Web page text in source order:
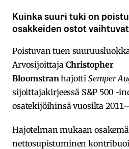
Kuinka suuri tuki on
osakkeiden ostot
Poistuvan tuen
Arvosijoittaja Christopher
Bloomstran hajotti Semper
sijoittajakirjeessä S&P 500 -
osatekijöihinsä vuosilta
Hajotelman mukaan
nettosupistuminen